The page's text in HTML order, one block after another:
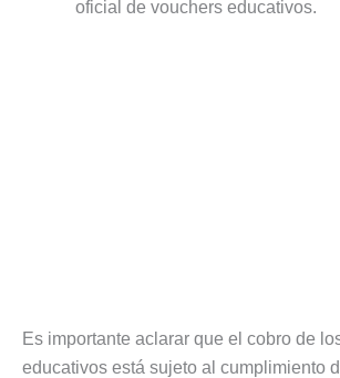
oficial de vouchers educativos.
Es importante aclarar que el cobro de
educativos está sujeto al cumplimiento